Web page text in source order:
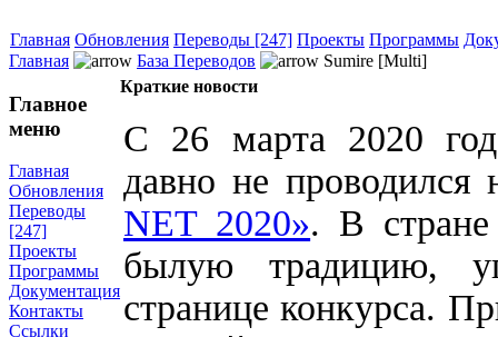
Главная Обновления Переводы [247] Проекты Программы
Главная
База Переводов Sumire [Multi]
Главное
меню
Главная
Обновления
Переводы
[247]
Проекты
Программы
Документация
Контакты
Ссылки
Краткие новости
С 26 марта 2020
давно не
NET 2020». В
былую традицию,
странице конкурса.